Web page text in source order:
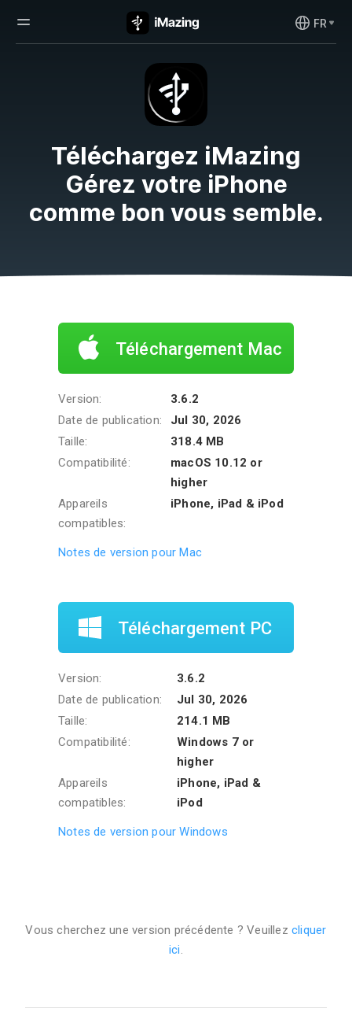
FR
Téléchargez iMazing
Gérez votre iPhone
comme bon vous semble.
Téléchargement Mac
Version:
3.6.2
Date de publication:
Jul 30, 2026
Taille:
318.4 MB
Compatibilité:
macOS 10.12 or
higher
Appareils
compatibles:
iPhone, iPad & iPod
Notes de version pour Mac
Téléchargement PC
Version:
3.6.2
Date de publication:
Jul 30, 2026
Taille:
214.1 MB
Compatibilité:
Windows 7 or
higher
Appareils
compatibles:
iPhone, iPad &
iPod
Notes de version pour Windows
Vous cherchez une version précédente ? Veuillezcliquer
ici.